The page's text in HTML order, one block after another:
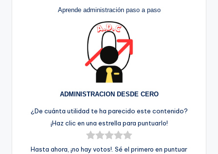
Aprende administración paso a paso
ADMINISTRACION DESDE CERO
¿De cuánta utilidad te ha parecido este contenido?
¡Haz clic en una estrella para puntuarlo!
Hasta ahora, ¡no hay votos!. Sé el primero en puntuar